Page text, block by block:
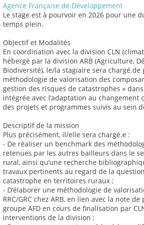
Agence Française de Développement
Le stage est à pourvoir en 2026 pour une
temps plein.
Objectif et Modalités
En coordination avec la division CLN
hébergé par la division ARB (Agriculture,
Biodiversité), le/la stagiaire sera chargé.de
méthodologie de valorisation des
gestion des risques de catastrophes »
intégrée avec l’adaptation au changement
des projets et programmes suivis au sein
Descriptif de la mission
Plus précisément, il/elle sera chargé.e :
- De réaliser un benchmark des
retenues par les autres bailleurs dans le
rural, ainsi qu’une recherche
travaux pertinents au regard de la
catastrophe en territoires ruraux ;
- D’élaborer une méthodologie de
RRC/GRC chez ARB, en lien avec la note
groupe AFD en cours de finalisation par
interventions de la division ;